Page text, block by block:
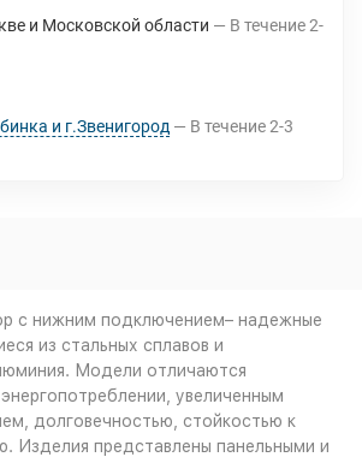
и Московской области В течение2-
и г.Звенигород В течение2-3
с нижним подключением– надежные
из стальных сплавов и
Модели отличаются
увеличенным
долговечностью, стойкостью к
Изделия представлены панельными и